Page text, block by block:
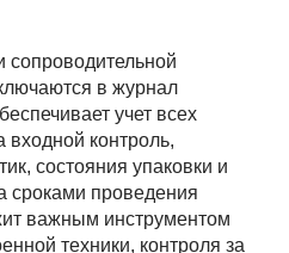
сопроводительной
в журнал
учет всех
входной контроль,
состояния упаковки и
сроками проведения
важным инструментом
техники, контроля за